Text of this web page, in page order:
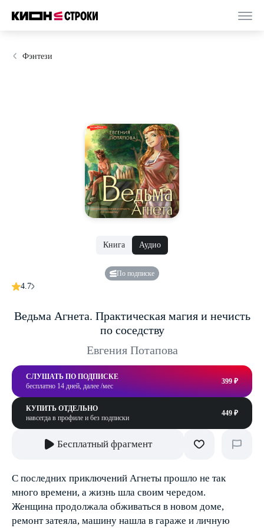
Фэнтези
Книга Аудио
По подписке
4.7
Ведьма Агнета. Практическая магия и нечисть
по соседству
Евгения Потапова
СЛУШАТЬ ПО ПОДПИСКЕ
бесплатно 14 дней, далее /мес
399 ₽
КУПИТЬ ОТДЕЛЬНО
навсегда в профиле и без подписки
449 ₽
Бесплатный фрагмент
С последних приключений Агнеты прошло не так
много времени, а жизнь шла своим чередом.
Женщина продолжала обживаться в новом доме,
ремонт затеяла, машину нашла в гараже и личную